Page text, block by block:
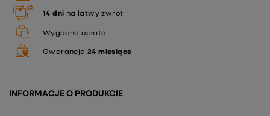
14 dni na łatwy zwrot
Wygodna opłata
Gwarancja 24 miesiące
INFORMACJE O PRODUKCIE